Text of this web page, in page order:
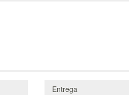
Entrega